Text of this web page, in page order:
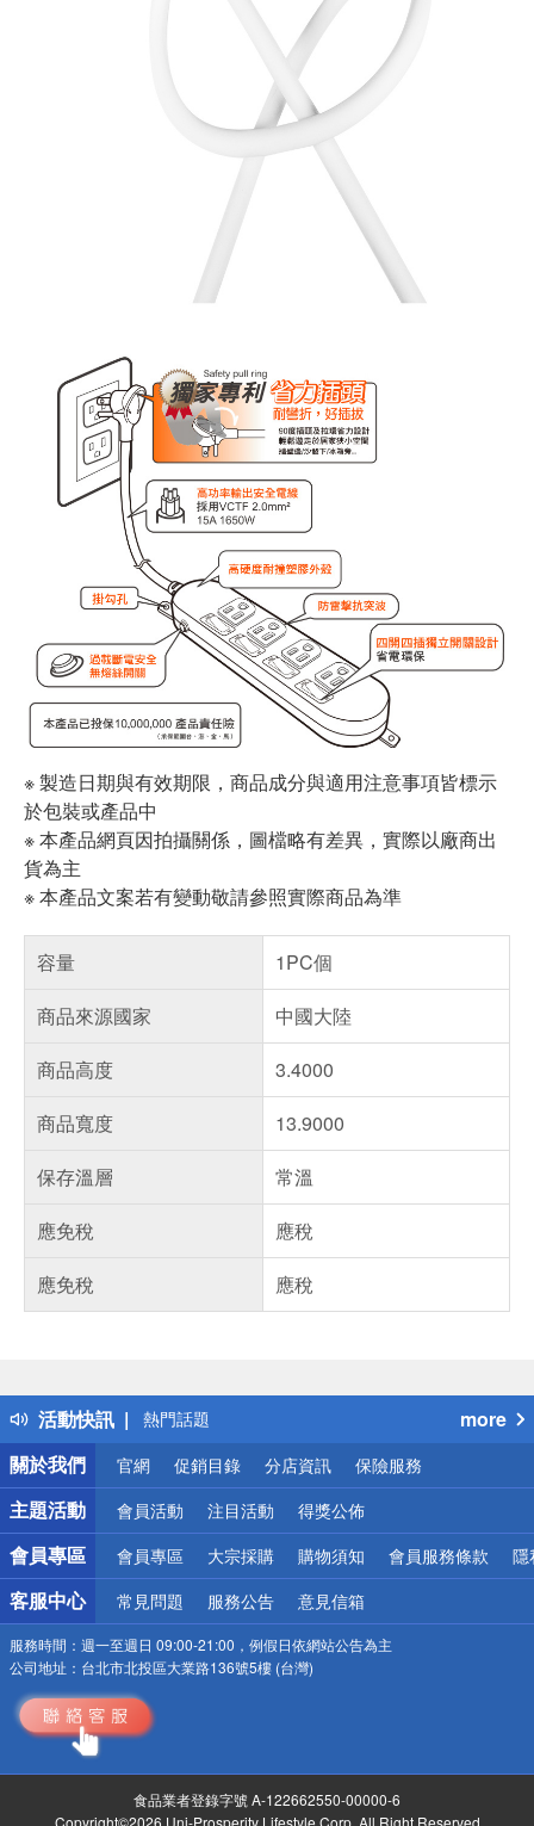
※ 製造日期與有效期限，商品成分與適用注意事項皆標示
於包裝或產品中
※ 本產品網頁因拍攝關係，圖檔略有差異，實際以廠商出
貨為主
※ 本產品文案若有變動敬請參照實際商品為準
容量
1PC個
商品來源國家
中國大陸
商品高度
3.4000
商品寬度
13.9000
保存溫層
常溫
應免稅
應稅
應免稅
應稅
活動快訊
得獎公告
熱門話題
銀行優惠
偏遠地區配送
詐騙網頁！請小心！
more
關於我們
官網 促銷目錄 分店資訊 保險服務
主題活動 會員活動 注目活動 得獎公佈
會員專區 會員專區 大宗採購 購物須知 會員服務條款 隱
客服中心 常見問題 服務公告 意見信箱
服務時間： 週一至週日 09:00-21:00，例假日依網站公告為主
公司地址： 台北市北投區大業路136號5樓 (台灣)
食品業者登錄字號 A-122662550-00000-6
Copyright©2026 Uni-Prosperity Lifestyle Corp. All Right Reserved